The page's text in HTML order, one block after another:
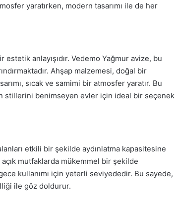
yaratırken, modern tasarımı ile de her
anlayışıdır. Vedemo Yağmur avize, bu
Ahşap malzemesi, doğal bir
sıcak ve samimi bir atmosfer yaratır. Bu
stillerini benimseyen evler için ideal bir seçenek
etkili bir şekilde aydınlatma kapasitesine
mutfaklarda mükemmel bir şekilde
kullanımı için yeterli seviyededir. Bu sayede,
ile göz doldurur.